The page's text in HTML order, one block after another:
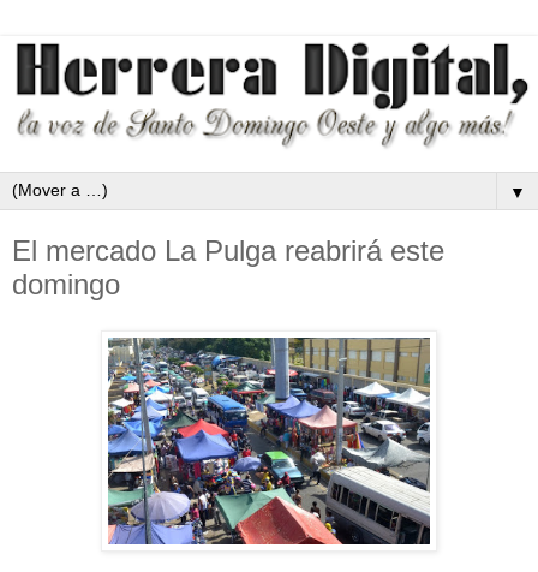
▼
El mercado La Pulga reabrirá este
domingo